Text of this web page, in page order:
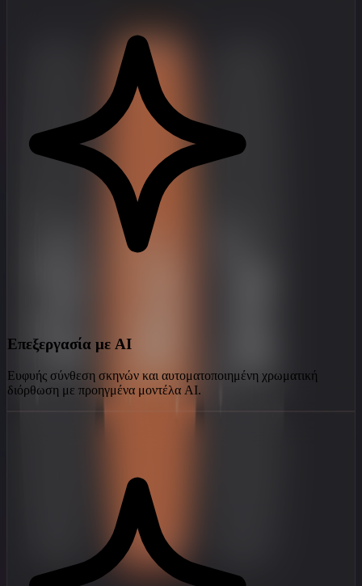
Επεξεργασία με AI
Ευφυής σύνθεση σκηνών και αυτοματοποιημένη χρωματική
διόρθωση με προηγμένα μοντέλα AI.